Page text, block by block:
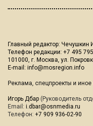
Главный редактор: Чечушкин
Телефон редакции: +7 495
101000, г. Москва, ул.
E-mail: info@mosregion.info
Реклама, спецпроекты и иное
Игорь Дбар (Руководитель
Email: i.dbar@osnmedia.ru
Телефон: +7 909 936-02-90